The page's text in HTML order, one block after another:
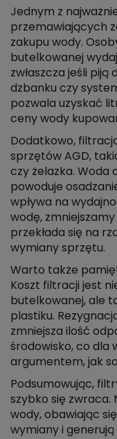
Jednym z
przemawiających
zakupu wody.
butelkowanej
zwłaszcza jeśli
dzbanku czy
pozwala uzyskać
ceny wody
Dodatkowo,
sprzętów AGD,
czy żelazka. Woda
powoduje
wpływa na
wodę,
przekłada się na
wymiany sprzętu.
Warto także
Koszt filtracji jest
butelkowanej, ale
plastiku.
zmniejsza ilość
środowisko, co dla
argumentem, jak
Podsumowując,
szybko się zwraca.
wody, obawiając
wymiany i